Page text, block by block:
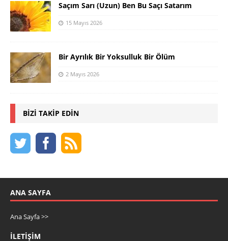
Saçım Sarı (Uzun) Ben Bu Saçı Satarım
15 Mayıs 2026
Bir Ayrılık Bir Yoksulluk Bir Ölüm
2 Mayıs 2026
BIZI TAKIP EDIN
ANA SAYFA
Ana Sayfa >>
İLETIŞIM